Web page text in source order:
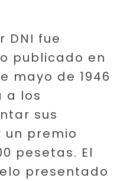
DNI fue
publicado en
mayo de 1946
a los
sus
premio
pesetas. El
presentado